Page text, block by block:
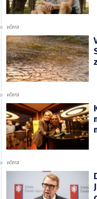
včera
včera
včera